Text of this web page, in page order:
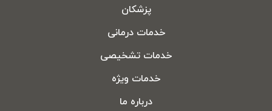
پزشکان
خدمات درمانی
خدمات تشخیصی
خدمات ویژه
درباره ما